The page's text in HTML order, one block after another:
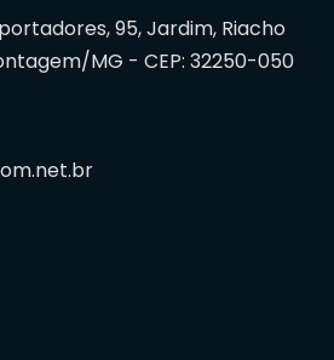
95, Jardim, Riacho
MG - CEP: 32250-050